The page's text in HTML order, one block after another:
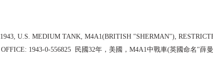
1943, U.S. MEDIUM TANK, M4A1(BRITISH "SHERMAN"),
OFFICE: 1943-0-556825  民國32年，美國，M4A1中戰車(英國命名"